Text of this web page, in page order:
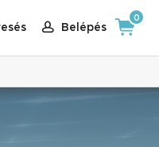
Belépés
0